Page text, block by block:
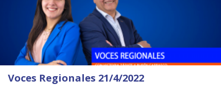
Voces Regionales 21/4/2022